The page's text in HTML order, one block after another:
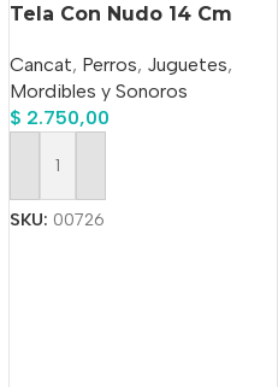
Tela Con Nudo 14 Cm
Cancat, Perros, Juguetes,
Mordibles y Sonoros
$ 2.750,00
Añadir Al Carrito
SKU: 00726